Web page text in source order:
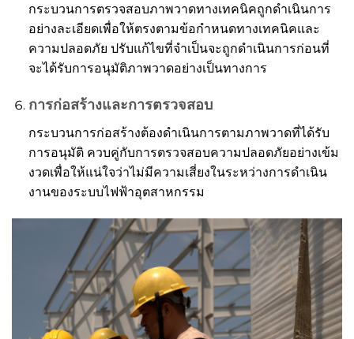
กระบวนการตรวจสอบภาพวาดทางเทคนิคถูกดำเนินการ
อย่างละเอียดเพื่อให้ตรงตามข้อกำหนดทางเทคนิคและ
ความปลอดภัย ปรับแก้ไขที่จำเป็นจะถูกดำเนินการก่อนที่
จะได้รับการอนุมัติภาพวาดอย่างเป็นทางการ
การก่อสร้างและการตรวจสอบ
กระบวนการก่อสร้างต้องดำเนินการตามภาพวาดที่ได้รับ
การอนุมัติ ควบคู่กับการตรวจสอบความปลอดภัยอย่างเข้ม
งวดเพื่อให้แน่ใจว่าไม่มีความเสี่ยงในระหว่างการดำเนิน
งานของระบบไฟฟ้าอุตสาหกรรม